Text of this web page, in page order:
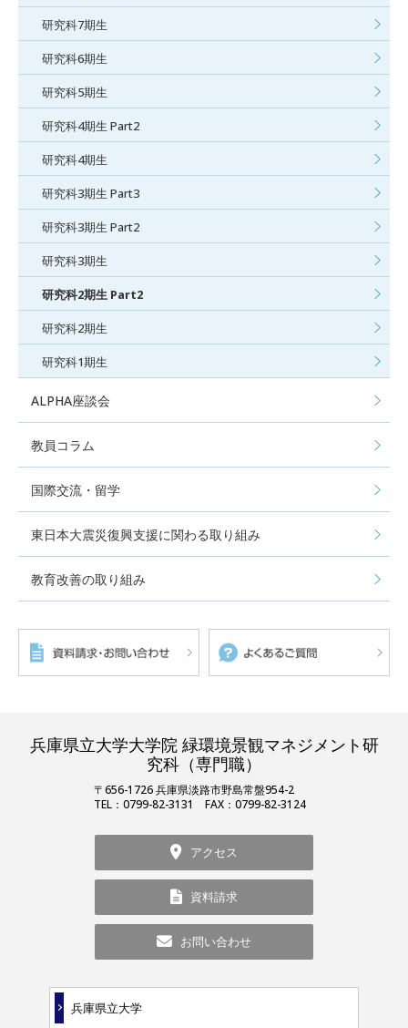
研究科7期生
研究科6期生
研究科5期生
研究科4期生 Part2
研究科4期生
研究科3期生 Part3
研究科3期生 Part2
研究科3期生
研究科2期生 Part2
研究科2期生
研究科1期生
ALPHA座談会
教員コラム
国際交流・留学
東日本大震災復興支援に関わる取り組み
教育改善の取り組み
兵庫県立大学大学院 緑環境景観マネジメント研
究科（専門職）
〒656-1726 兵庫県淡路市野島常盤954-2
TEL：0799-82-3131 FAX：0799-82-3124
アクセス
資料請求
お問い合わせ
兵庫県立大学